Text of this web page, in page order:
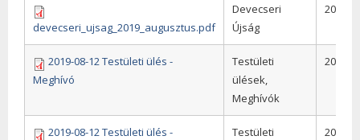
devecseri_ujsag_2019_augusztus.pdf
Devecseri
Újság
2019
2019-08-12 Testületi ülés -
Meghívó
Testületi
ülések,
Meghívók
2019
2019-08-12 Testületi ülés -
Testületi
2019